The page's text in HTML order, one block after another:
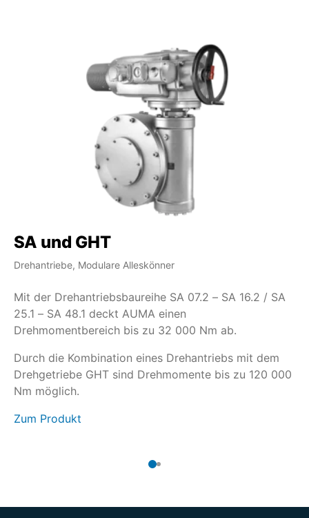
SA und GHT
Drehantriebe, Modulare Alleskönner
Mit der Drehantriebsbaureihe SA 07.2 – SA 16.2 / SA
25.1 – SA 48.1 deckt AUMA einen
Drehmomentbereich bis zu 32 000 Nm ab.
Durch die Kombination eines Drehantriebs mit dem
Drehgetriebe GHT sind Drehmomente bis zu 120 000
Nm möglich.
Zum Produkt